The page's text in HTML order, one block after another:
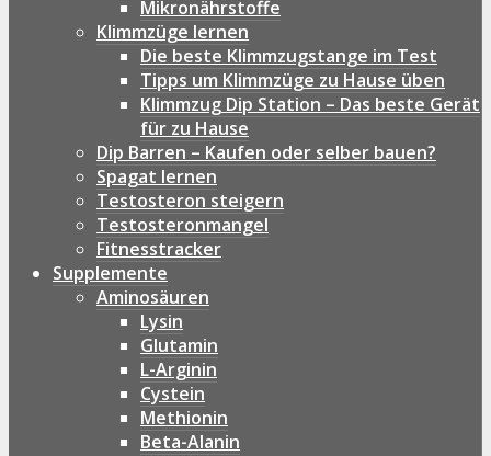
Mikronährstoffe
Klimmzüge lernen
Die beste Klimmzugstange im Test
Tipps um Klimmzüge zu Hause üben
Klimmzug Dip Station – Das beste Gerät
für zu Hause
Dip Barren – Kaufen oder selber bauen?
Spagat lernen
Testosteron steigern
Testosteronmangel
Fitnesstracker
Supplemente
Aminosäuren
Lysin
Glutamin
L-Arginin
Cystein
Methionin
Beta-Alanin